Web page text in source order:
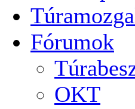
Fórumok
OKT